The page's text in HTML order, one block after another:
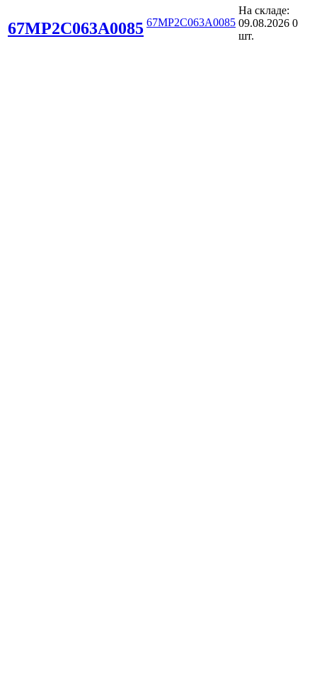
67MP2C063A0085 67MP2C063A0085
На складе:
09.08.2026 0
шт.